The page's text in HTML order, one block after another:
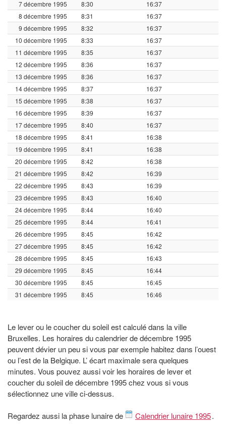
7 décembre 1995 8:30
16:37
8 décembre 1995
8:31
16:37
9 décembre 1995
8:32
16:37
10 décembre 1995
8:33
16:37
11 décembre 1995
8:35
16:37
12 décembre 1995
8:36
16:37
13 décembre 1995
8:36
16:37
14 décembre 1995
8:37
16:37
15 décembre 1995
8:38
16:37
16 décembre 1995
8:39
16:37
17 décembre 1995
8:40
16:37
18 décembre 1995
8:41
16:38
19 décembre 1995
8:41
16:38
20 décembre 1995
8:42
16:38
21 décembre 1995
8:42
16:39
22 décembre 1995
8:43
16:39
23 décembre 1995
8:43
16:40
24 décembre 1995
8:44
16:40
25 décembre 1995
8:44
16:41
26 décembre 1995
8:45
16:42
27 décembre 1995
8:45
16:42
28 décembre 1995
8:45
16:43
29 décembre 1995
8:45
16:44
30 décembre 1995
8:45
16:45
31 décembre 1995
8:45 16:46
Le lever ou le coucher du soleil est calculé dans la ville
Bruxelles. Les horaires du calendrier de décembre 1995
peuvent dévier un peu si vous par exemple habitez dans l’ouest
ou l’est de la Belgique. L’ écart maximale sera quelques
minutes. Vous pouvez aussi voir les horaires de lever et
coucher du soleil de décembre 1995 chez vous si vous
sélectionnez une ville ci-dessus.
Regardez aussi la phase lunaire de Calendrier lunaire 1995.